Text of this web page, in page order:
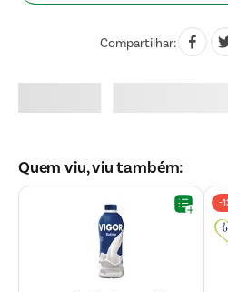
Compartilhar
Quem viu, viu também:
-